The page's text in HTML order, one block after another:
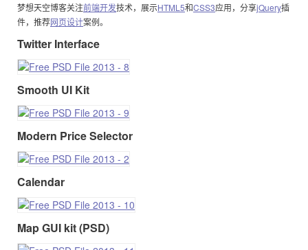
梦想天空博客关注前端开发技术，展示HTML5和CSS3应用，分享jQuery插
件，推荐网页设计案例。
Twitter Interface
Smooth UI Kit
Modern Price Selector
Calendar
Map GUI kit (PSD)